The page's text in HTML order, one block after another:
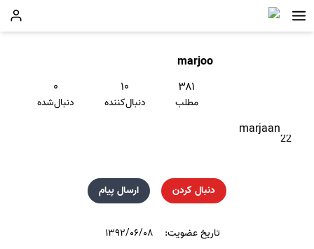
marjoo
۳۸۱
مطلب
۱۰
دنبال‌کننده
۰
دنبال‌شده
marjaan
22
دنبال کردن ارسال پیام
تاریخ عضویت: ۱۳۹۲/۰۶/۰۸